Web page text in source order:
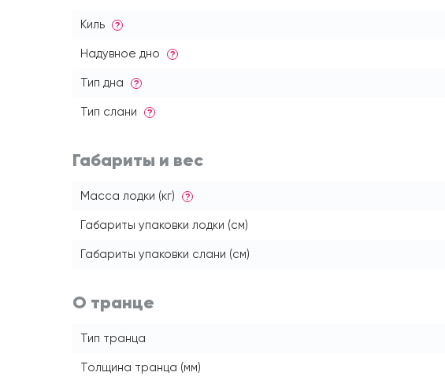
Киль ?
Надувное дно ?
Тип дна ?
Тип слани ?
Габариты и вес
Масса лодки (кг) ?
Габариты упаковки лодки (см)
Габариты упаковки слани (см)
О транце
Тип транца
Толщина транца (мм)